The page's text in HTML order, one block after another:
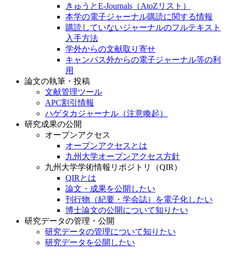
きゅうとE-Journals（AtoZリスト）
本学の電子ジャーナル購読に関する情報
購読していないジャーナルのフルテキスト
入手方法
学外からの文献取り寄せ
キャンパス外からの電子ジャーナル等の利
用
論文の執筆・投稿
文献管理ツール
APC割引情報
ハゲタカジャーナル（注意喚起）
研究成果の公開
オープンアクセス
オープンアクセスとは
九州大学オープンアクセス方針
九州大学学術情報リポジトリ（QIR）
QIRとは
論文・成果を公開したい
刊行物（紀要・学会誌）を電子化したい
博士論文の公開について知りたい
研究データの管理・公開
研究データの管理について知りたい
研究データを公開したい